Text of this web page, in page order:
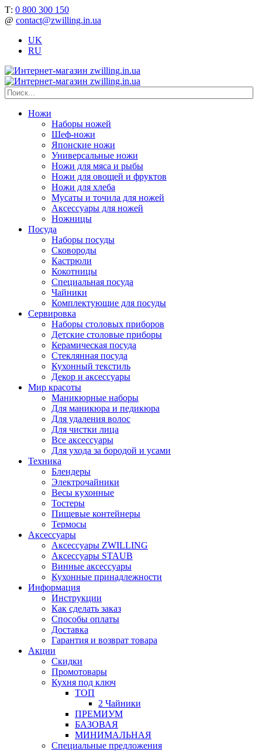
Т: 0 800 300 150
@ contact@zwilling.in.ua
UK
RU
Ножи
Наборы ножей
Шеф-ножи
Японские ножи
Универсальные ножи
Ножи для мяса и рыбы
Ножи для овощей и фруктов
Ножи для хлеба
Мусаты и точила для ножей
Аксессуары для ножей
Ножницы
Посуда
Наборы посуды
Сковороды
Кастрюли
Кокотницы
Специальная посуда
Чайники
Комплектующие для посуды
Сервировка
Наборы столовых приборов
Детские столовые приборы
Керамическая посуда
Стеклянная посуда
Кухонный текстиль
Декор и аксессуары
Мир красоты
Маникюрные наборы
Для маникюра и педикюра
Для удаления волос
Для чистки лица
Все аксессуары
Для ухода за бородой и усами
Техника
Блендеры
Электрочайники
Весы кухонные
Тостеры
Пищевые контейнеры
Термосы
Аксессуары
Аксессуары ZWILLING
Аксессуары STAUB
Винные аксессуары
Кухонные принадлежности
Информация
Инструкции
Как сделать заказ
Способы оплаты
Доставка
Гарантия и возврат товара
Акции
Скидки
Промотовары
Кухня под ключ
ТОП
2 Чайники
ПРЕМИУМ
БАЗОВАЯ
МИНИМАЛЬНАЯ
Специальные предложения